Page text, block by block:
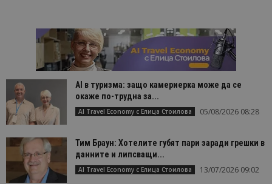
AI в туризма: защо камериерка може да се
окаже по-трудна за...
AI Travel Economy с Елица Стоилова 05/08/2026 08:28
Тим Браун: Хотелите губят пари заради грешки в
данните и липсващи...
AI Travel Economy с Елица Стоилова 13/07/2026 09:02